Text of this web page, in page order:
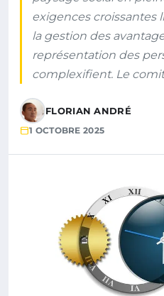
exigences croissantes
la gestion des
représentation des
complexifient. Le
FLORIAN ANDRÉ
1 OCTOBRE 2025